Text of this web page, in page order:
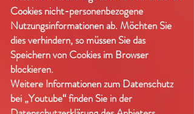
Cookies nicht-personenbezogene
Nutzungsinformationen ab. Möchten Sie
dies verhindern, so müssen Sie das
Speichern von Cookies im Browser
blockieren.
Weitere Informationen zum Datenschutz
bei „Youtube“ finden Sie in der